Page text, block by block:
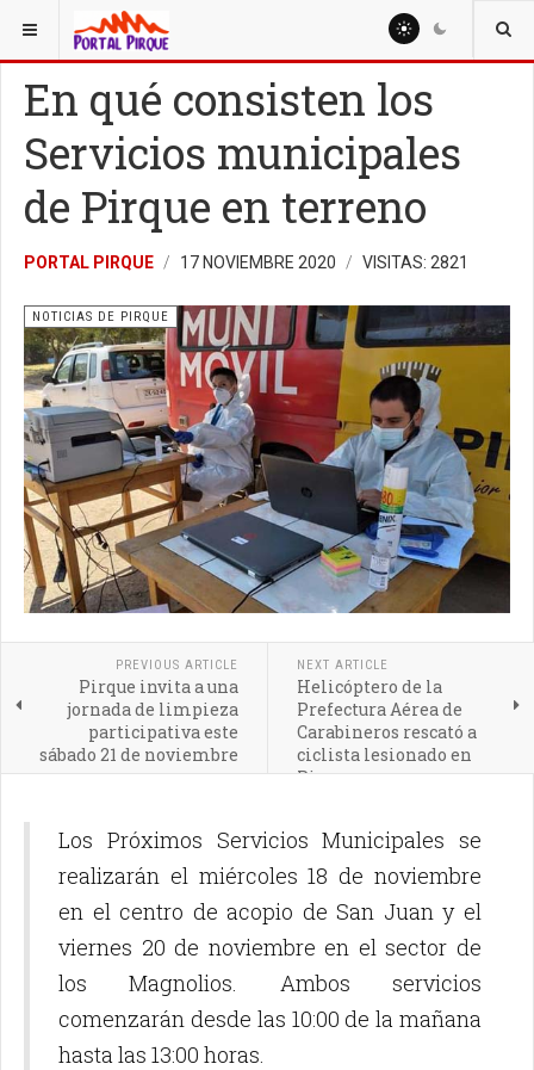
ESTÁ AQUÍ: NOTICIAS
En qué consisten los
Servicios municipales
de Pirque en terreno
PORTAL PIRQUE 17 NOVIEMBRE 2020 VISITAS: 2821
NOTICIAS DE PIRQUE
PREVIOUS ARTICLE
Pirque invita a una
jornada de limpieza
participativa este
sábado 21 de noviembre
NEXT ARTICLE
Helicóptero de la
Prefectura Aérea de
Carabineros rescató a
ciclista lesionado en
Pirque
Los Próximos Servicios Municipales se
realizarán el miércoles 18 de noviembre
en el centro de acopio de San Juan y el
viernes 20 de noviembre en el sector de
los Magnolios. Ambos servicios
comenzarán desde las 10:00 de la mañana
hasta las 13:00 horas.